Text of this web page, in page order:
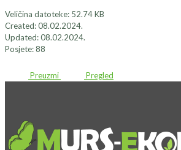
Veličina datoteke: 52.74 KB
Created: 08.02.2024.
Updated: 08.02.2024.
Posjete: 88
Preuzmi Pregled